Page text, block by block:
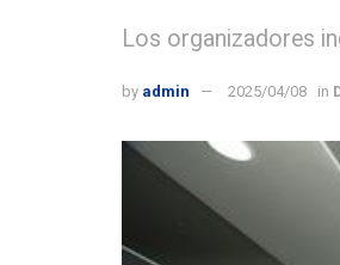
Los organizadores
by admin 2025/04/08 in